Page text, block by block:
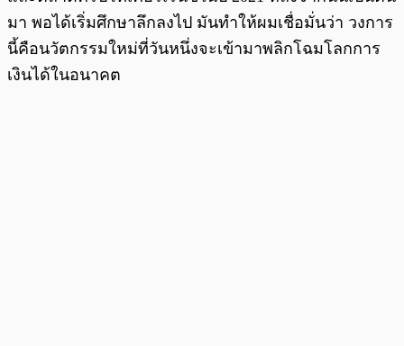
มา พอได้เริ่มศึกษาลึกลงไป มันทำให้ผมเชื่อมั่นว่า วงการ
นี้คือนวัตกรรมใหม่ที่วันหนึ่งจะเข้ามาพลิกโฉมโลกการ
เงินได้ในอนาคต